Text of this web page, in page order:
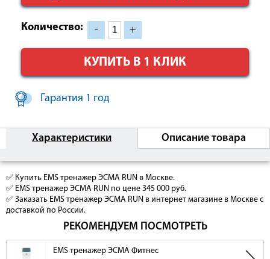
Количество: - +
КУПИТЬ В 1 КЛИК
Гарантия 1 год
Характеристики Описание товара
✅ Купить EMS тренажер ЭСМА RUN в Москве.
✅ EMS тренажер ЭСМА RUN по цене 345 000 руб.
✅ Заказать EMS тренажер ЭСМА RUN в интернет магазине в Москве с
доставкой по России.
РЕКОМЕНДУЕМ ПОСМОТРЕТЬ
EMS тренажер ЭСМА Фитнес